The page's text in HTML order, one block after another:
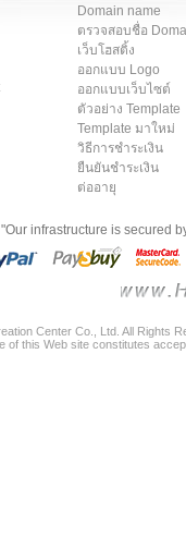
Domain name
ตรวจสอบชื่อ
เว็บโฮสติ้ง
ออกแบบ Logo
ออกแบบเว็บไซต์
ตัวอย่าง Template
Template มาใหม่
วิธีการชำระเงิน
ยืนยันชำระเงิน
ต่ออายุ
"Our infrastructure is secured
Center Co., Ltd. All Rights
of this Web site constitutes